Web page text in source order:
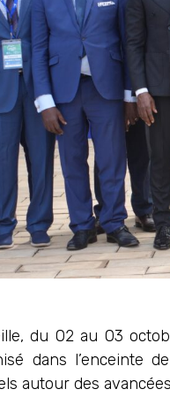
du 02 au 03
dans l’enceinte
autour des